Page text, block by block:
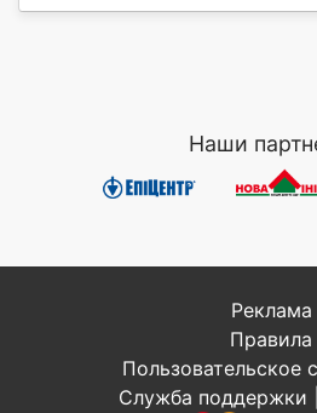
Наши
Реклама
Правила
Пользовательское
Служба поддержки